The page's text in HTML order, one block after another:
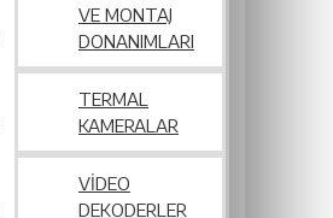
VE MONTAJ
DONANIMLARI
TERMAL
KAMERALAR
VIDEO
DEKODERLER